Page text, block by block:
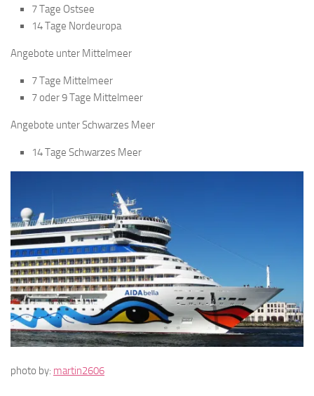
7 Tage Ostsee
14 Tage Nordeuropa
Angebote unter Mittelmeer
7 Tage Mittelmeer
7 oder 9 Tage Mittelmeer
Angebote unter Schwarzes Meer
14 Tage Schwarzes Meer
photo by: martin2606